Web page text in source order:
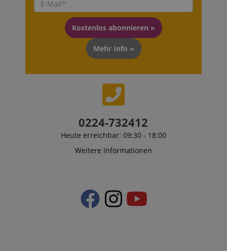
Kostenlos abonnieren »
Mehr Info »
0224-732412
Heute erreichbar: 09:30 - 18:00
Weitere Informationen